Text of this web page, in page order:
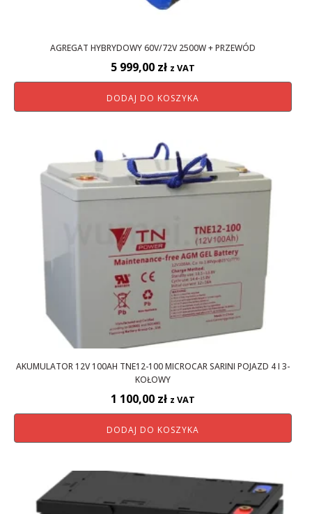
AGREGAT HYBRYDOWY 60V/72V 2500W + PRZEWÓD
5 999,00 zł z VAT
DODAJ DO KOSZYKA
AKUMULATOR 12V 100AH TNE12-100 MICROCAR SARINI POJAZD 4 I 3-
KOŁOWY
1 100,00 zł z VAT
DODAJ DO KOSZYKA